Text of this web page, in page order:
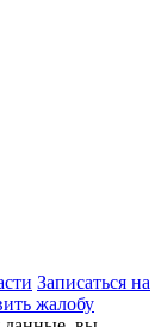
Записаться на
жалобу